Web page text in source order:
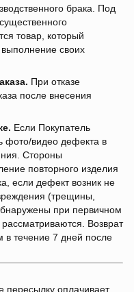
брака. Под
товар, который
своих
При отказе
после внесения
Если Покупатель
фото/видео дефекта в
Стороны
повторного изделия
если дефект возник не
(трещины,
при первичном
Возврат
в течение 7 дней после
оплачивает